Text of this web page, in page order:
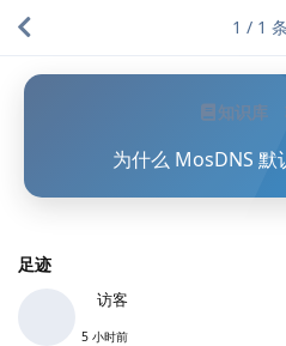
知识库
为什么 MosDNS 默
足迹
访客
5 小时前
1 / 1 条